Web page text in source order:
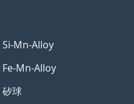
Si-Mn-Alloy
Fe-Mn-Alloy
矽球